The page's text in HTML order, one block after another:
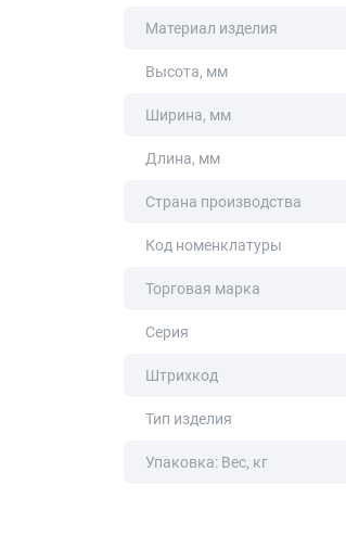
Материал изделия
Высота, мм
Ширина, мм
Длина, мм
Страна производства
Код номенклатуры
Торговая марка
Серия
Штрихкод
Тип изделия
Упаковка: Вес, кг